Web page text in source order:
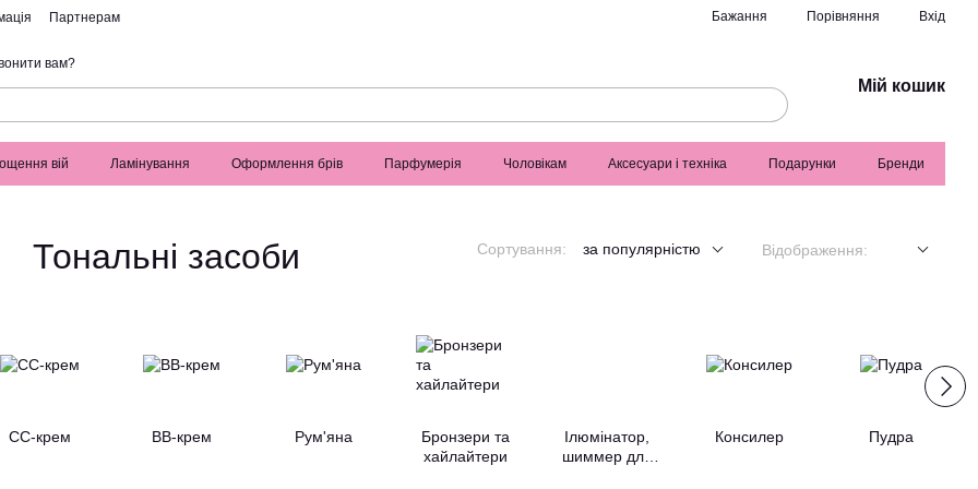
Партнерам Бажання Порівняння Вхід
вам?
Мій кошик
вій Ламінування Оформлення брів Парфумерія Чоловікам Аксесуари і техніка Подарунки Бренди
Тональні засоби Сортування: за популярністю Відображення:
СС-крем BB-крем Рум'яна
Бронзери та
хайлайтери
Ілюмінатор,
шиммер для
Консилер Пудра